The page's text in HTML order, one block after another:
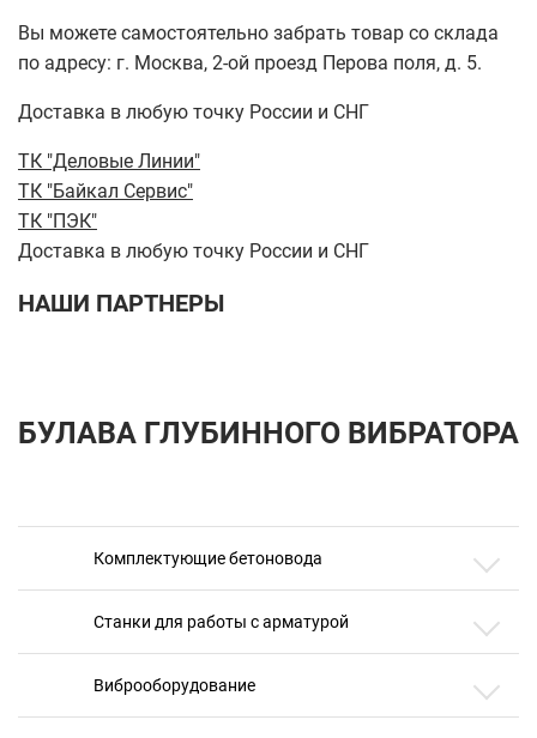
Вы можете самостоятельно забрать товар со склада
по адресу: г. Москва, 2-ой проезд Перова поля, д. 5.
Доставка в любую точку России и СНГ
ТК "Деловые Линии"
ТК "Байкал Сервис"
ТК "ПЭК"
Доставка в любую точку России и СНГ
НАШИ ПАРТНЕРЫ
БУЛАВА ГЛУБИННОГО ВИБРАТОРА
Комплектующие бетоновода
Станки для работы с арматурой
Виброоборудование